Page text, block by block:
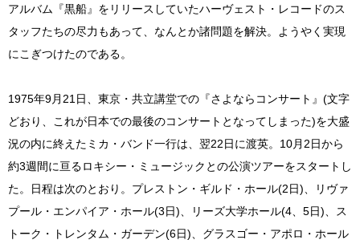
アルバム『黒船』をリリースしていたハーヴェスト・レコードのス
タッフたちの尽力もあって、なんとか諸問題を解決。ようやく実現
にこぎつけたのである。
1975年9月21日、東京・共立講堂での『さよならコンサート』(文字
どおり、これが日本での最後のコンサートとなってしまった)を大盛
況の内に終えたミカ・バンド一行は、翌22日に渡英。10月2日から
約3週間に亘るロキシー・ミュージックとの公演ツアーをスタートし
た。日程は次のとおり。プレストン・ギルド・ホール(2日)、リヴァ
プール・エンパイア・ホール(3日)、リーズ大学ホール(4、5日)、ス
トーク・トレンタム・ガーデン(6日)、グラスゴー・アポロ・ホール